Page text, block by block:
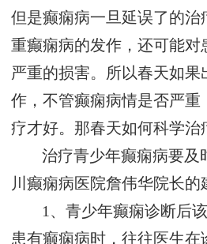
但是癫痫病一旦延误了的治
重癫痫病的发作，还可能对
严重的损害。所以春天如果
作，不管癫痫病情是否严重
疗才好。那春天如何科学治
治疗青少年癫痫病要及
川癫痫病医院詹伟华院长的
1、青少年癫痫诊断后
患有癫痫病时，往往医生在